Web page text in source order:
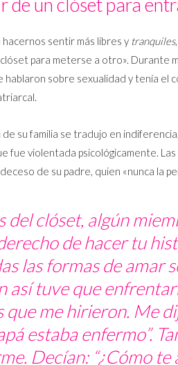
sentir más libres y tranquiles
para meterse a otro». Durante
hablaron sobre sexualidad y tenía
su familia se tradujo en
fue violentada psicológicamente.
de su padre, quien «nunca la
del clóset, algún
de hacer tu
las formas de amar
así tuve que
que me hirieron. Me
estaba enfermo”.
Decían: “¿Cómo te